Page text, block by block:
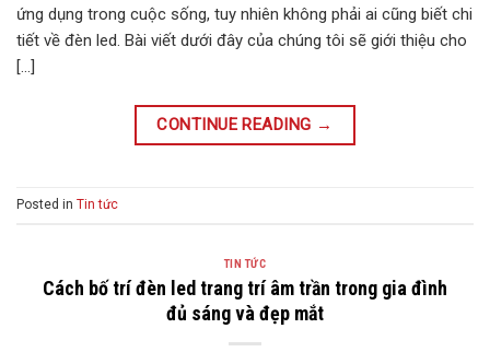
ứng dụng trong cuộc sống, tuy nhiên không phải ai cũng biết chi
tiết về đèn led. Bài viết dưới đây của chúng tôi sẽ giới thiệu cho
[…]
CONTINUE READING →
Posted in Tin tức
TIN TỨC
Cách bố trí đèn led trang trí âm trần trong gia đình
đủ sáng và đẹp mắt